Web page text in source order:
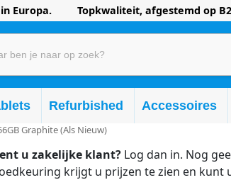
Europa. Topkwaliteit, afgestemd
Refurbished Accessoires
Graphite (Als Nieuw)
u zakelijke klant? Log dan in. Nog
krijgt u prijzen te zien en kunt